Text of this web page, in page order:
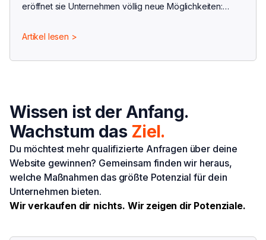
eröffnet sie Unternehmen völlig neue Möglichkeiten:
engere Kundenbindung.
Artikel lesen >
Wissen ist der Anfang.
Wachstum das Ziel.
Du möchtest mehr qualifizierte Anfragen über deine
Website gewinnen? Gemeinsam finden wir heraus,
welche Maßnahmen das größte Potenzial für dein
Unternehmen bieten.
Wir verkaufen dir nichts. Wir zeigen dir Potenziale.